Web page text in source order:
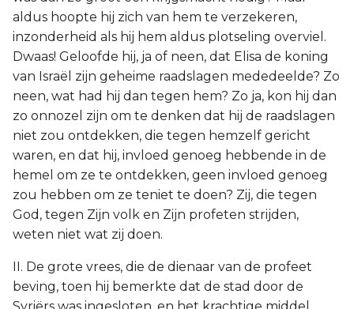
aldus hoopte hij zich van hem te verzekeren,
inzonderheid als hij hem aldus plotseling overviel.
Dwaas! Geloofde hij, ja of neen, dat Elisa de koning
van Israël zijn geheime raadslagen mededeelde? Zo
neen, wat had hij dan tegen hem? Zo ja, kon hij dan
zo onnozel zijn om te denken dat hij de raadslagen
niet zou ontdekken, die tegen hemzelf gericht
waren, en dat hij, invloed genoeg hebbende in de
hemel om ze te ontdekken, geen invloed genoeg
zou hebben om ze teniet te doen? Zij, die tegen
God, tegen Zijn volk en Zijn profeten strijden,
weten niet wat zij doen.
II. De grote vrees, die de dienaar van de profeet
beving, toen hij bemerkte dat de stad door de